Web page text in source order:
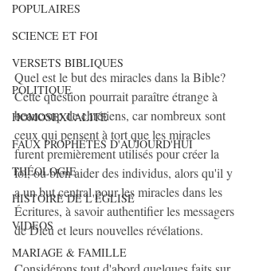
POPULAIRES
SCIENCE ET FOI
VERSETS BIBLIQUES
POLITIQUE
HOMOSEXUALITE
FAUX PROPHÈTES D'AUJOURD'HUI
THÉOLOGIE
HISTOIRE DE L'ÉGLISE
VIDEOS
MARIAGE & FAMILLE
Quel est le but des miracles dans la Bible?
Cette question pourrait paraître étrange à
beaucoup de chrétiens, car nombreux sont
ceux qui pensent à tort que les miracles
furent premièrement utilisés pour créer la
foi, ou bien aider des individus, alors qu'il y
a un but central pour les miracles dans les
Écritures, à savoir authentifier les messagers
de Dieu et leurs nouvelles révélations.